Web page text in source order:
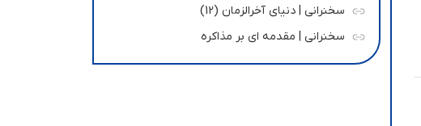
سخنرانی | دنیای آخرالزمان (12)
سخنرانی | مقدمه ای بر مذاکره